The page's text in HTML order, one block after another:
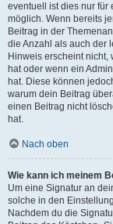
eventuell ist dies nur für
möglich. Wenn bereits
Beitrag in der
die Anzahl als auch der
Hinweis erscheint
hat oder wenn ein
hat. Diese können
warum dein Beitrag
einen Beitrag nicht
hat.
Nach oben
Wie kann ich meinem
Um eine Signatur an
solche in den
Nachdem du die